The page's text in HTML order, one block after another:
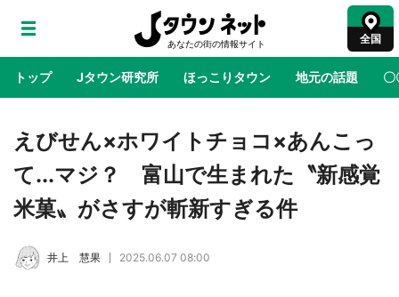
全国
トップ Jタウン研究所 ほっこりタウン 地元の話題 〇
地域×二次元 絶景 あの時はありがとう 物語がはじ
ラプラス・ダークネスが栃木県を征服！？ 県
公式プロモ動画で「聖地」が生産されてます
えびせん×ホワイトチョコ×あんこっ
て...マジ？ 富山で生まれた〝新感覚
米菓〟がさすが斬新すぎる件
井上 慧果 2025.06.07 08:00